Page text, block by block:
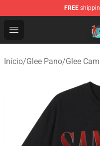
FREE
Open menu
Glee Store - Official
Início/Glee Pano/Glee